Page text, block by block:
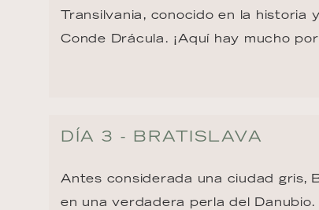
Transilvania, conocido en la historia
Conde Drácula. ¡Aquí hay mucho
DÍA 3 - BRATISLAVA
Antes considerada una ciudad gris,
en una verdadera perla del